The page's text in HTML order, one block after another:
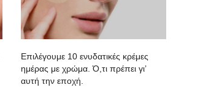
Επιλέγουμε 10 ενυδατικές κρέμες
ημέρας με χρώμα. Ό,τι πρέπει γι’
αυτή την εποχή.